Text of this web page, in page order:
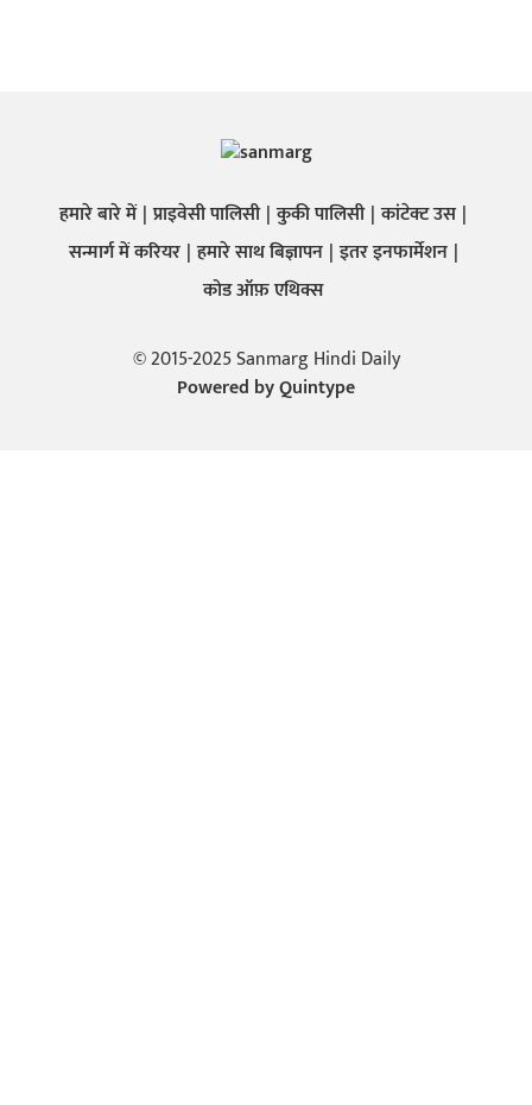
हमारे बारे में प्राइवेसी पालिसी कुकी पालिसी कांटेक्ट उस
सन्मार्ग में करियर हमारे साथ बिज्ञापन इतर इनफार्मेशन
कोड ऑफ़ एथिक्स
© 2015-2025 Sanmarg Hindi Daily
Powered byQuintype